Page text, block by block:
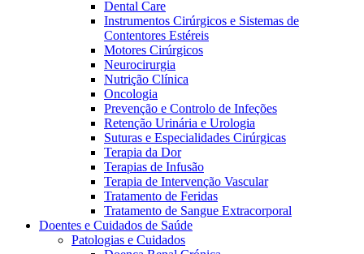
Saiba mais sobre o nosso centro de inovação e apresente a sua
Contactos
Em diálogo com a B. Braun. Entre em contacto connosco
Dental Care
Instrumentos Cirúrgicos e Sistemas de
Contentores Estéreis
Motores Cirúrgicos
Neurocirurgia
Nutrição Clínica
Oncologia
Prevenção e Controlo de Infeções
Retenção Urinária e Urologia
Suturas e Especialidades Cirúrgicas
Terapia da Dor
Terapias de Infusão
Terapia de Intervenção Vascular
Tratamento de Feridas
Tratamento de Sangue Extracorporal
Doentes e Cuidados de Saúde
Patologias e Cuidados